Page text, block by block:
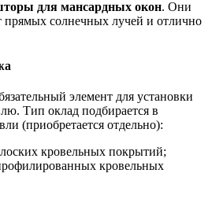
для мансардных окон. Они
солнечных лучей и отлично
элемент для установки
Тип оклад подбирается в
(приобретается отдельно):
кровельных покрытий;
кровельных